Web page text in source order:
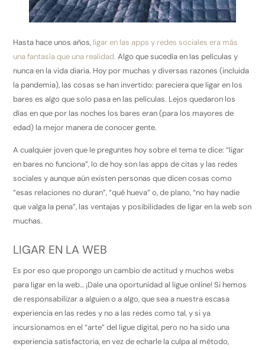
Hasta hace unos años, ligar en las apps y redes sociales era más
una fantasía que una realidad. Algo que sucedía en las películas y
nunca en la vida diaria. Hoy por muchas y diversas razones (incluida
la pandemia), las cosas se han invertido: pareciera que ligar en los
bares es algo que solo pasa en las películas. Lejos quedaron los
días en que por las noches los bares eran (para los mayores de
edad) la mejor manera de conocer gente.
A cualquier joven que le preguntes hoy sobre el tema te dice: “ligar
en bares no funciona”, lo de hoy son las apps de citas y las redes
sociales y aunque aún existen personas que dicen cosas como
“esas relaciones no duran”, “qué hueva” o, de plano, “no hay nadie
que valga la pena”, las ventajas y posibilidades de ligar en la web son
muchas.
LIGAR EN LA WEB
Es por eso que propongo un cambio de actitud y muchos webs
para ligar en la web… ¡Dale una oportunidad al ligue online! Si hemos
de responsabilizar a alguien o a algo, que sea a nuestra escasa
experiencia en las redes y no a las redes como tal, y si ya
incursionamos en el “arte” del ligue digital, pero no ha sido una
experiencia satisfactoria, en vez de echarle la culpa al método,